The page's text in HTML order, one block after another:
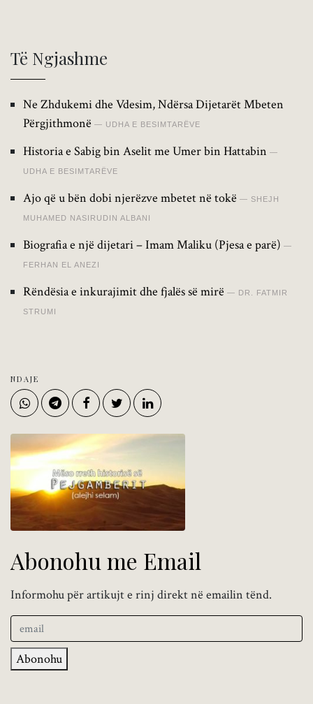
Të Ngjashme
Ne Zhdukemi dhe Vdesim, Ndërsa Dijetarët Mbeten
Përgjithmonë
UDHA E BESIMTARËVE
Historia e Sabig bin Aselit me Umer bin Hattabin
UDHA E BESIMTARËVE
Ajo që u bën dobi njerëzve mbetet në tokë SHEJH
MUHAMED NASIRUDIN ALBANI
Biografia e një dijetari – Imam Maliku (Pjesa e parë)
FERHAN EL ANEZI
Rëndësia e inkurajimit dhe fjalës së mirë DR. FATMIR
STRUMI
NDAJE
Abonohu me Email
Informohu për artikujt e rinj direkt në emailin tënd.
Abonohu